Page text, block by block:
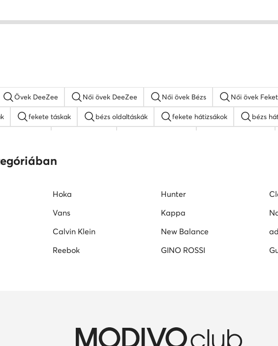
Övek DeeZee Női övek DeeZee Női övek Bézs Női övek
fekete táskak bézs oldaltáskák fekete hátizsákok bézs
oldaltáskák
Hoka Hunter
Vans Kappa
Calvin Klein New Balance
Reebok GINO ROSSI